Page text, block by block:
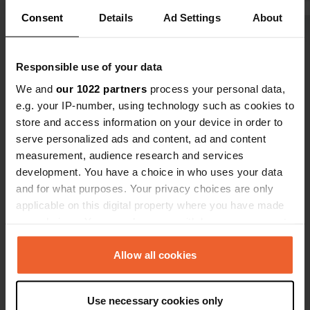
Consent Details Ad Settings About
Responsible use of your data
We and our 1022 partners process your personal data,
e.g. your IP-number, using technology such as cookies to
store and access information on your device in order to
serve personalized ads and content, ad and content
measurement, audience research and services
development. You have a choice in who uses your data
and for what purposes. Your privacy choices are only
applicable on this digital property where you have made
any time from the Cookie Declaration or by clicking on
the Privacy trigger icon.
Collect information about your geographical location
Allow all cookies
Use necessary cookies only
sommes donc partis le lendemain. Le
proximité, mais nous avons trouvé
Contact
Brunnenstraße 20
36275, Kirchheim, Allemagne
Coordonnées
50° 48' 52" N 9° 31' 5" E